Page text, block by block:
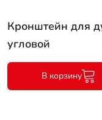
Кронштейн для
угловой
В корзину